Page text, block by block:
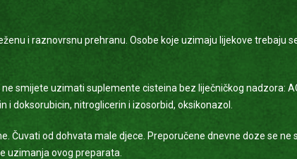
i raznovrsnu prehranu. Osobe koje uzimaju lijekove trebaju
smijete uzimati suplemente cisteina bez liječničkog nadzora:
i doksorubicin, nitroglicerin i izosorbid, oksikonazol.
Čuvati od dohvata male djece. Preporučene dnevne doze se ne
uzimanja ovog preparata.